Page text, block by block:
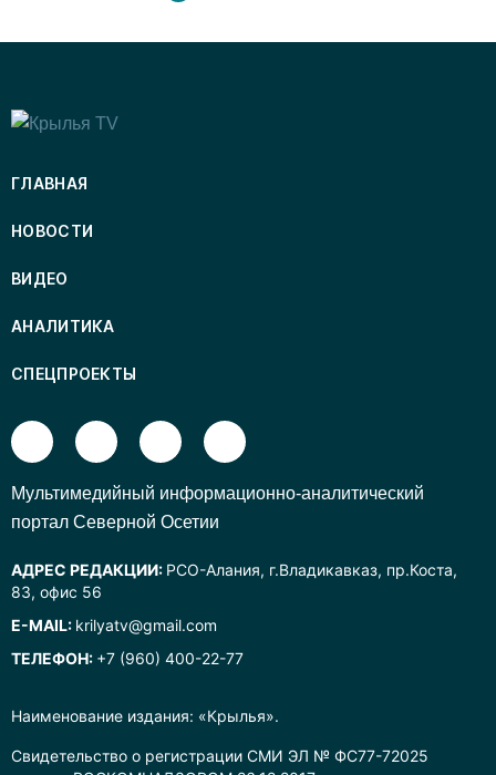
Наименование издания: «Крылья».
Свидетельство о регистрации СМИ ЭЛ № ФС77-72025
ГЛАВНАЯ
НОВОСТИ
ВИДЕО
АНАЛИТИКА
СПЕЦПРОЕКТЫ
Mультимедийный информационно-аналитический
портал Северной Осетии
АДРЕС РЕДАКЦИИ: РСО-Алания, г.Владикавказ, пр.Коста,
83, офис 56
E-MAIL: krilyatv@gmail.com
ТЕЛЕФОН: +7 (960) 400-22-77